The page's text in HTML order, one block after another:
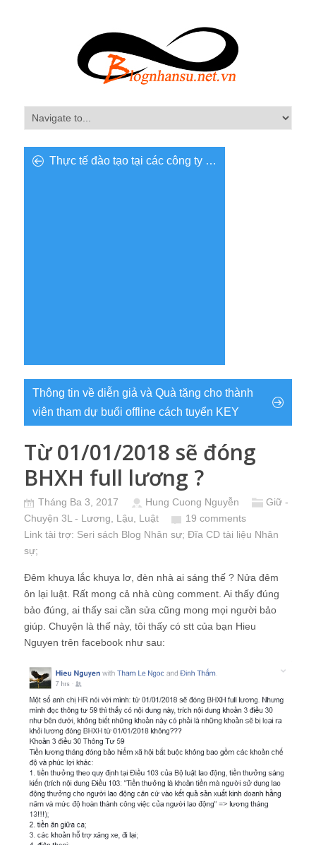
Thực tế đào tạo tại các công ty …
Thông tin về diễn giả và Quà tặng cho thành
viên tham dự buổi offline cách tuyển KEY
Từ 01/01/2018 sẽ đóng
BHXH full lương ?
Tháng Ba 3, 2017 Hung Cuong Nguyễn
Giữ -
Chuyện 3L - Lương, Lậu, Luật
19 comments
Link tài trợ: Seri sách Blog Nhân sự; Đĩa CD tài liệu Nhân
sự;
Đêm khuya lắc khuya lơ, đèn nhà ai sáng thế ? Nửa đêm
ôn lại luật. Rất mong cả nhà cùng comment. Ai thấy đúng
bảo đúng, ai thấy sai cần sửa cũng mong mọi người bảo
giúp. Chuyện là thế này, tôi thấy có stt của bạn Hieu
Nguyen trên facebook như sau: